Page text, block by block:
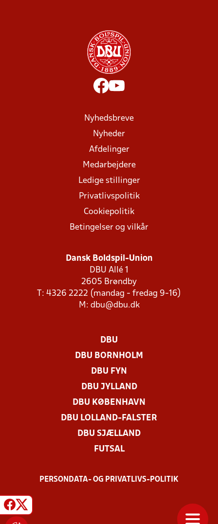
Nyhedsbreve
Nyheder
Afdelinger
Medarbejdere
Ledige stillinger
Privatlivspolitik
Cookiepolitik
Betingelser og vilkår
Dansk Boldspil-Union
DBU Allé 1
2605 Brøndby
T: 4326 2222 (mandag - fredag 9-16)
M: dbu@dbu.dk
DBU
DBU BORNHOLM
DBU FYN
DBU JYLLAND
DBU KØBENHAVN
DBU LOLLAND-FALSTER
DBU SJÆLLAND
FUTSAL
PERSONDATA- OG PRIVATLIVS-POLITIK